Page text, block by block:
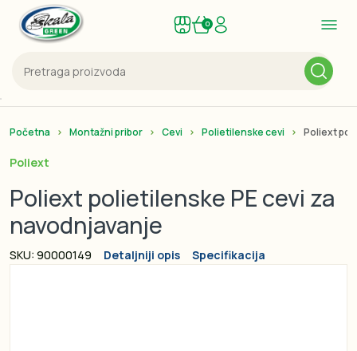
0
Početna Montažni pribor Cevi Polietilenske cevi Poliext
Poliext
Poliext polietilenske PE cevi za
navodnjavanje
SKU: 90000149 Detaljniji opis Specifikacija